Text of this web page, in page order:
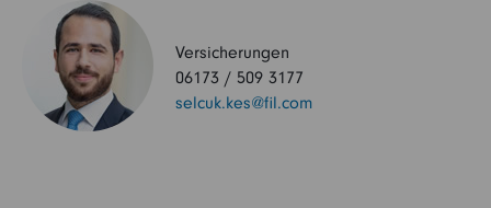
Versicherungen
06173 / 509 3177
selcuk.kes@fil.com